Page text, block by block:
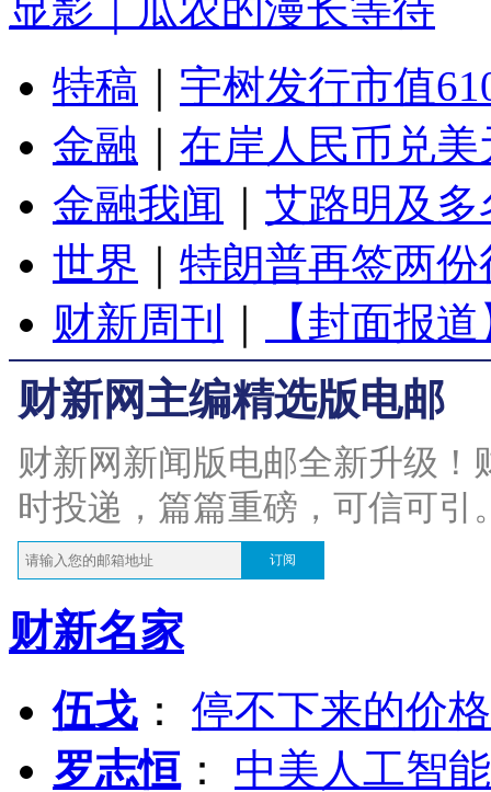
特稿
宇树发行市值
金融
在岸人民币兑
金融我闻
艾路明及
世界
特朗普再签两
财新周刊
【封面报
财新网主编精选版电邮
财新网新闻版电邮全新升级
时投递，篇篇重磅，可信可引
订阅
财新名家
伍戈 ： 停不下来的价
罗志恒 ： 中美人工智